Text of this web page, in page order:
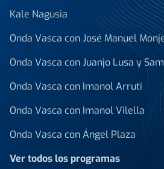
Kale Nagusia
Onda Vasca con José Manuel
Onda Vasca con Juanjo Lusa y
Onda Vasca con Imanol Arruti
Onda Vasca con Imanol Vilella
Onda Vasca con Ángel Plaza
Ver todos los programas